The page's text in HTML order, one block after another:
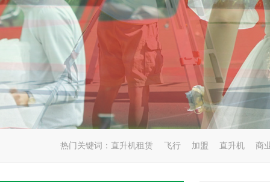
热门关键词： 直升机租赁 飞行 加盟 直升机 商